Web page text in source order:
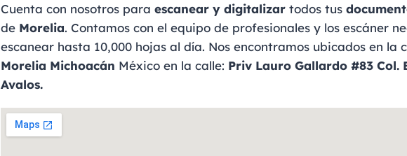
Cuenta con nosotros para escanear y digitalizar todos tus
de Morelia. Contamos con el equipo de profesionales y los escáner
escanear hasta 10,000 hojas al día. Nos encontramos ubicados en la
Morelia Michoacán México en la calle: Priv Lauro Gallardo #83 Col.
Avalos.